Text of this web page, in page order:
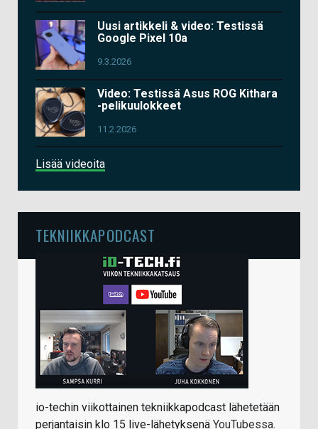
Uusi artikkeli & video: Testissä
Google Pixel 10a
9.3.2026
Video: Testissä Asus ROG Kithara
-pelikuulokkeet
11.2.2026
Lisää videoita
TEKNIIKKAPODCAST
io-techin viikottainen tekniikkapodcast lähetetään
perjantaisin klo 15 live-lähetyksenä YouTubessa.